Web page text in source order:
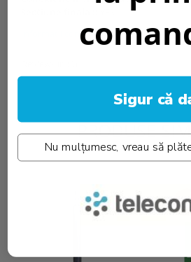
Informatii conformitate produs
PRODUSE
-
Sigur că
Nu mulțumesc, vreau să